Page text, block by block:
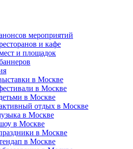
мероприятий
и кафе
и площадок
в Москве
в Москве
в Москве
отдых в Москве
в Москве
в Москве
в Москве
в Москве